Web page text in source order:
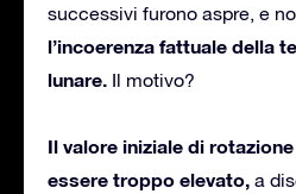
successivi furono aspre, e
l’incoerenza fattuale della
lunare. Il motivo?
Il valore iniziale di
essere troppo elevato, a